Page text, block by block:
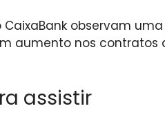
observam
aumento nos contratos
assistir